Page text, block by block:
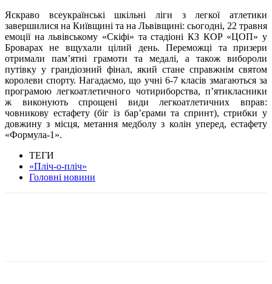
Яскраво всеукраїнські шкільні ліги з легкої атлетики
завершилися на Київщині та на Львівщині: сьогодні, 22 травня
емоції на львівському «Скіфі» та стадіоні КЗ КОР «ЦОП» у
Броварах не вщухали цілий день. Переможці та призери
отримали пам’ятні грамоти та медалі, а також вибороли
путівку у грандіозний фінал, який стане справжнім святом
королеви спорту. Нагадаємо, що учні 6-7 класів змагаються за
програмою легкоатлетичного чотириборства, п’ятикласники
ж виконують спрощені види легкоатлетичних вправ:
човникову естафету (біг із бар’єрами та спринт), стрибки у
довжину з місця, метання медболу з колін уперед, естафету
«Формула-1».
ТЕГИ
«Пліч-о-пліч»
Головні новини